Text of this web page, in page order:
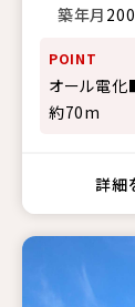
築年月
POINT
オール電化
約70m
詳細